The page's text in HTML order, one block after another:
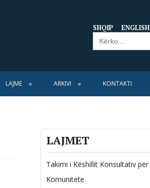
SHQIP ENGLISH
Search
for:
LAJME ARKIVI KONTAKTI
LAJMET
Takimi i Këshillit Konsultativ për
Komunitete